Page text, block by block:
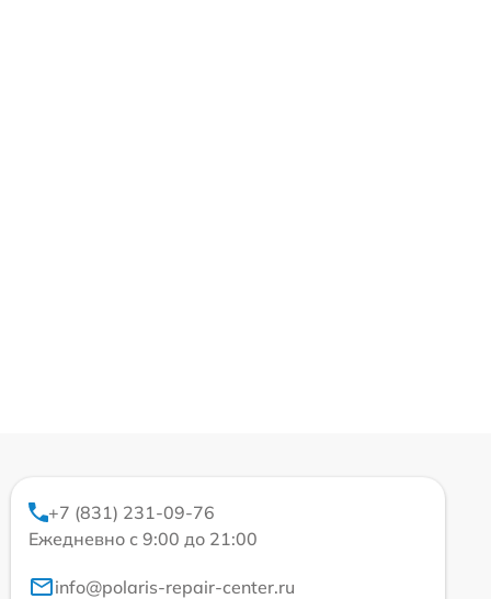
+7 (831) 231-09-76
Ежедневно с 9:00 до 21:00
info@polaris-repair-center.ru